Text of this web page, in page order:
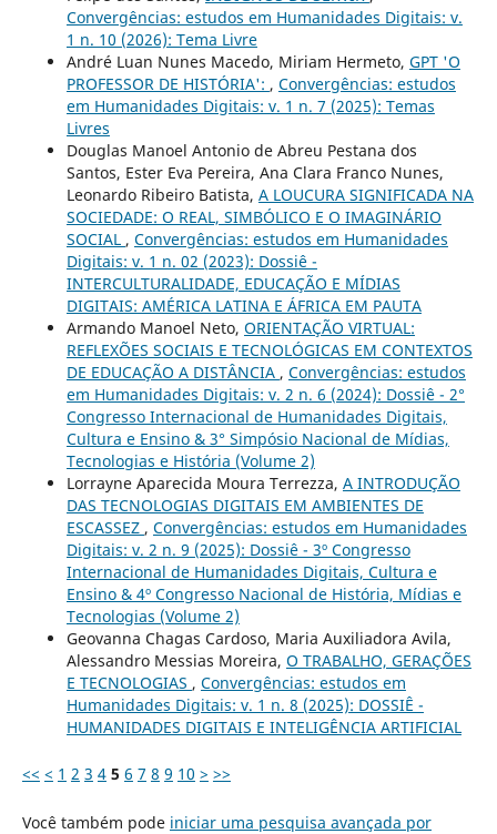
Convergências: estudos em Humanidades Digitais: v.
1 n. 10 (2026): Tema Livre
André Luan Nunes Macedo, Miriam Hermeto, GPT 'O
PROFESSOR DE HISTÓRIA': , Convergências: estudos
em Humanidades Digitais: v. 1 n. 7 (2025): Temas
Livres
Douglas Manoel Antonio de Abreu Pestana dos
Santos, Ester Eva Pereira, Ana Clara Franco Nunes,
Leonardo Ribeiro Batista, A LOUCURA SIGNIFICADA NA
SOCIEDADE: O REAL, SIMBÓLICO E O IMAGINÁRIO
SOCIAL , Convergências: estudos em Humanidades
Digitais: v. 1 n. 02 (2023): Dossiê -
INTERCULTURALIDADE, EDUCAÇÃO E MÍDIAS
DIGITAIS: AMÉRICA LATINA E ÁFRICA EM PAUTA
Armando Manoel Neto, ORIENTAÇÃO VIRTUAL:
REFLEXÕES SOCIAIS E TECNOLÓGICAS EM CONTEXTOS
DE EDUCAÇÃO A DISTÂNCIA , Convergências: estudos
em Humanidades Digitais: v. 2 n. 6 (2024): Dossiê - 2°
Congresso Internacional de Humanidades Digitais,
Cultura e Ensino & 3° Simpósio Nacional de Mídias,
Tecnologias e História (Volume 2)
Lorrayne Aparecida Moura Terrezza, A INTRODUÇÃO
DAS TECNOLOGIAS DIGITAIS EM AMBIENTES DE
ESCASSEZ , Convergências: estudos em Humanidades
Digitais: v. 2 n. 9 (2025): Dossiê - 3º Congresso
Internacional de Humanidades Digitais, Cultura e
Ensino & 4º Congresso Nacional de História, Mídias e
Tecnologias (Volume 2)
Geovanna Chagas Cardoso, Maria Auxiliadora Avila,
Alessandro Messias Moreira, O TRABALHO, GERAÇÕES
E TECNOLOGIAS , Convergências: estudos em
Humanidades Digitais: v. 1 n. 8 (2025): DOSSIÊ -
HUMANIDADES DIGITAIS E INTELIGÊNCIA ARTIFICIAL
<< < 1 2 3 4 5 6 7 8 9 10 > >>
Você também pode iniciar uma pesquisa avançada por